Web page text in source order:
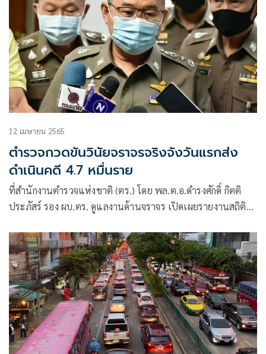
12 เมษายน 2565
ตำรวจกวดขันวินัยจราจรจริงจังวันแรกส่ง
ดำเนินคดี 4.7 หมื่นราย
ที่สำนักงานตำรวจแห่งชาติ (ตร.) โดย พล.ต.อ.ดำรงศักดิ์ กิตติ
ประภัสร์ รอง ผบ.ตร. ดูแลงานด้านจราจร เปิดเผยรายงานสถิติ
10 ข้อหา